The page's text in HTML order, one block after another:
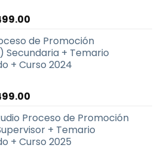
El
actual
es:
$499.00.
de Promoción
Secundaria + Temario
+ Curso 2024
El
actual
es:
$499.00.
Proceso de Promoción
+ Temario
+ Curso 2025